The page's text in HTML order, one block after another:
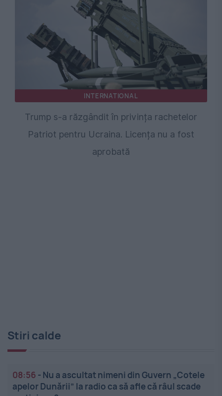
INTERNATIONAL
Trump s-a răzgândit în privința rachetelor
Patriot pentru Ucraina. Licența nu a fost
aprobată
Stiri calde
08:56 - Nu a ascultat nimeni din Guvern „Cotele
apelor Dunării” la radio ca să afle că râul scade